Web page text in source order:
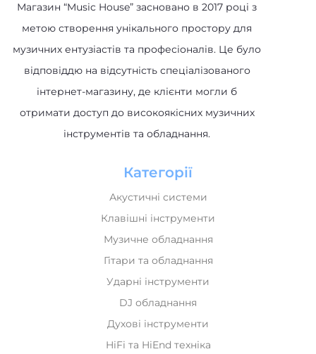
метою створення унікального простору для
музичних ентузіастів та професіоналів. Це було
відповіддю на відсутність спеціалізованого
інтернет-магазину, де клієнти могли б
отримати доступ до високоякісних музичних
інструментів та обладнання.
Акустичні системи
Клавішні інструменти
Музичне обладнання
Гітари та обладнання
Ударні інструменти
DJ обладнання
Духові інструменти
HiFi та HiEnd техніка
Домашнє аудіо